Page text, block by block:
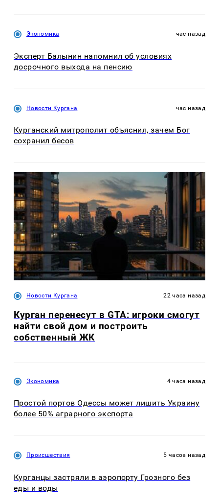
Экономика час назад
Эксперт Балынин напомнил об условиях
досрочного выхода на пенсию
Новости Кургана час назад
Курганский митрополит объяснил, зачем Бог
сохранил бесов
Новости Кургана 22 часа назад
Курган перенесут в GTA: игроки смогут
найти свой дом и построить
собственный ЖК
Экономика 4 часа назад
Простой портов Одессы может лишить Украину
более 50% аграрного экспорта
Происшествия 5 часов назад
Курганцы застряли в аэропорту Грозного без
еды и воды